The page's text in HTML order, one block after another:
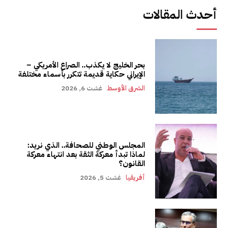
أحدث المقالات
بحر الخليج لا يكذب.. الصراع الأمريكي –
الإيراني حكاية قديمة تتكرر بأسماء مختلفة
الشرق الأوسط غشت 6, 2026
المجلس الوطني للصحافة.. الذي نريد:
لماذا تبدأ معركة الثقة بعد انتهاء معركة
القانون؟
أفريقيا غشت 5, 2026